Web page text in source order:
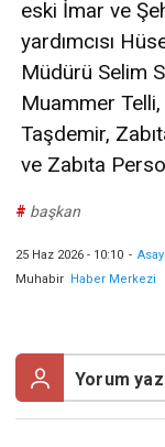
eski İmar ve
yardımcısı
Müdürü Selim
Muammer
Taşdemir,
ve Zabıta
# başkan
25 Haz 2026 - 10:10 -
Muhabir
Haber Merkezi